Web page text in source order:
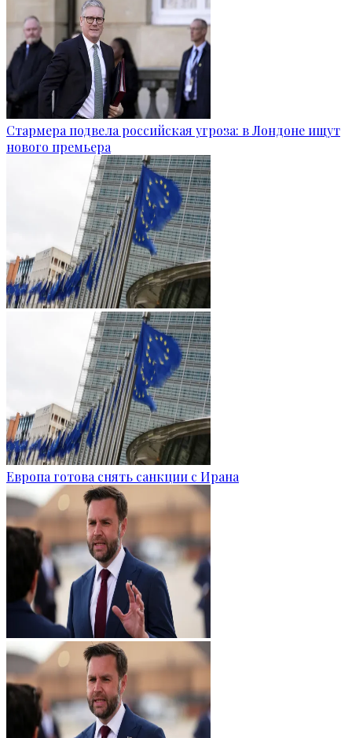
Стармера подвела российская угроза: в Лондоне ищут
нового премьера
Европа готова снять санкции с Ирана